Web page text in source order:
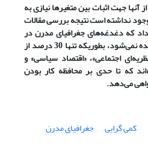
جهت اثبات بین متغیرها نیازی به
نداشته است نتیجه بررسی مقالات
که دغدغه‌های جغرافیای مدرن در
اغلب نوشته‌های جغرافیایی دیده نمی‌شود، بطوریکه تنها 30 درصد از
اجتماعی»، «اقتصاد سیاسی» و
که تا حدی بر محافظه‌ کار بودن
می‌دهد.
کمی گرایی جغرافیای مدرن